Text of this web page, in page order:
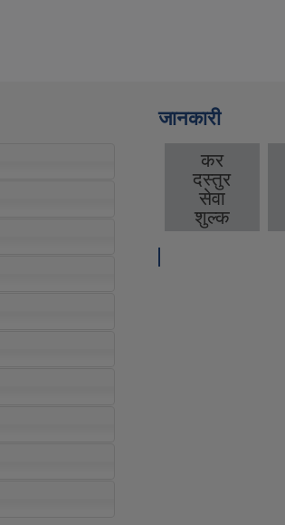
जानकारी
कर
दस्तुर
सेवा
शुल्क